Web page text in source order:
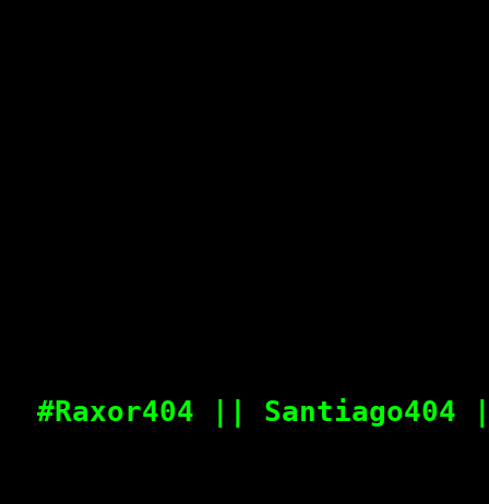
#Raxor404 || Santiago404